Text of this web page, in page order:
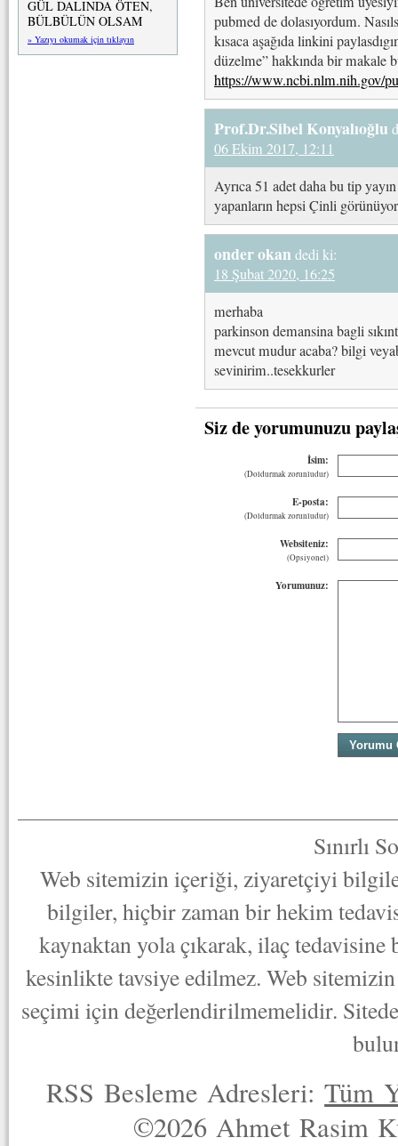
GÜL DALINDA ÖTEN,
BÜLBÜLÜN OLSAM
» Yazıyı okumak için tıklayın
pubmed de dolasıyordum.
kısaca aşağıda linkini
düzelme” hakkında bir makale
https://www.ncbi.nlm.nih.gov/
Prof.Dr.Sibel Konyalıoğlu
06 Ekim 2017, 12:11
Ayrıca 51 adet daha bu tip
yapanların hepsi Çinli
onder okandedi ki:
18 Şubat 2020, 16:25
merhaba
parkinson demansina bagli
mevcut mudur acaba? bilgi
sevinirim..tesekkurler
Siz de yorumunuzu
İsim:
(Doldurmak zorunludur)
E-posta:
(Doldurmak zorunludur)
Websiteniz:
(Opsiyonel)
Yorumunuz:
Sınırlı
Web sitemizin içeriği, ziyaretçiyi
bilgiler, hiçbir zaman bir hekim
kaynaktan yola çıkarak, ilaç
kesinlikte tavsiye edilmez. Web
seçimi için değerlendirilmemelidir.
RSS Besleme Adresleri:Tüm
©2026 Ahmet Rasim